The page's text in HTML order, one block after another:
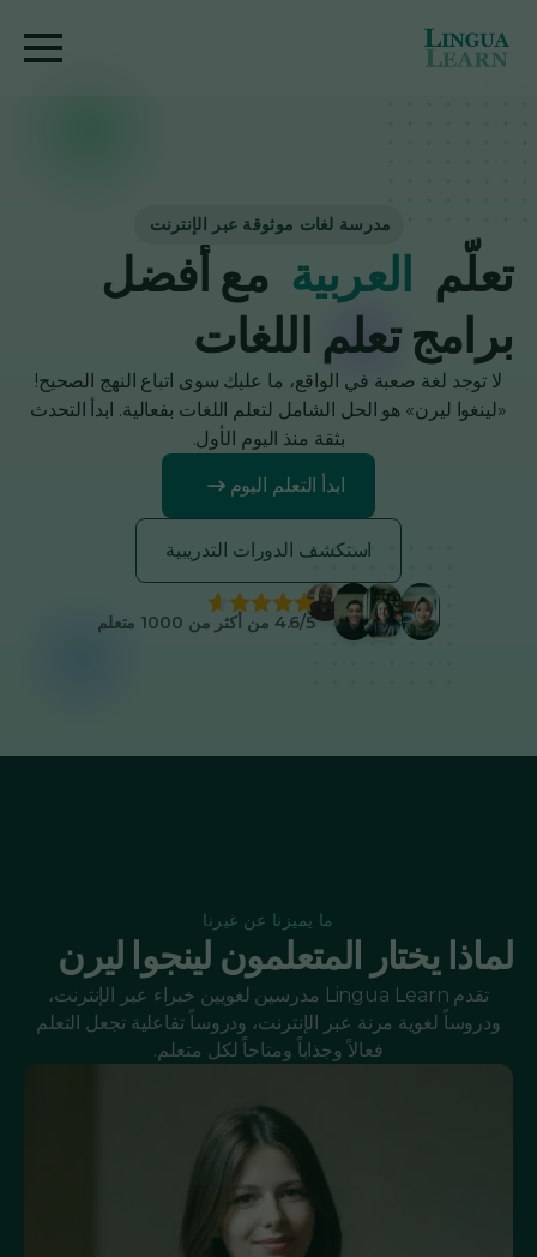
مدرسة لغات موثوقة عبر الإنترنت
تعلّم الفرنسية مع أفضل
برامج تعلم اللغات
لا توجد لغة صعبة في الواقع، ما عليك سوى اتباع النهج الصحيح!
«لينغوا ليرن» هو الحل الشامل لتعلم اللغات بفعالية. ابدأ التحدث
بثقة منذ اليوم الأول.
ابدأ التعلم اليوم
استكشف الدورات التدريبية
4.6/5 من أكثر من 1000 متعلم
ما يميزنا عن غيرنا
لماذا يختار المتعلمون لينجوا ليرن
تقدم Lingua Learn مدرسين لغويين خبراء عبر الإنترنت،
ودروساً لغوية مرنة عبر الإنترنت، ودروساً تفاعلية تجعل التعلم
فعالاً وجذاباً ومتاحاً لكل متعلم.